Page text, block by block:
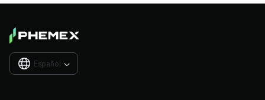
Español 